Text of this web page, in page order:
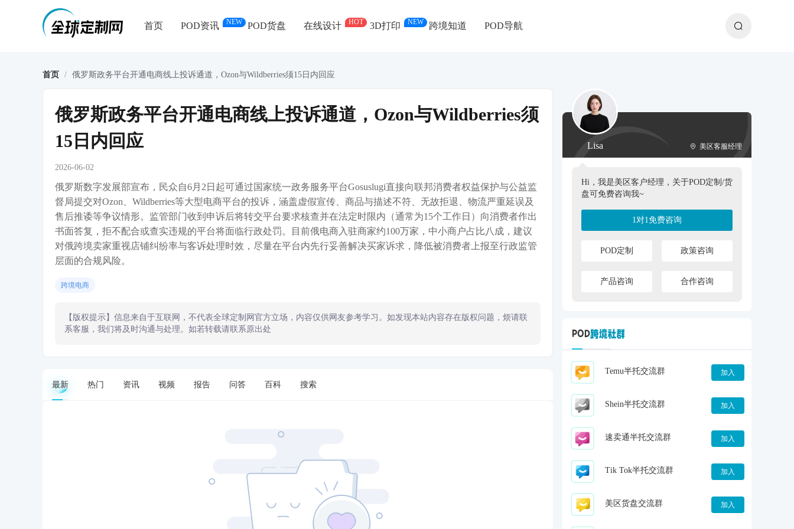
首页 POD资讯 NEW POD货盘 在线设计 HOT 3D打印 NEW 跨境知道 POD导航
首页 / 俄罗斯政务平台开通电商线上投诉通道，Ozon与Wildberries须15日内回应
俄罗斯政务平台开通电商线上投诉通道，Ozon与Wildberries须
15日内回应
2026-06-02
俄罗斯数字发展部宣布，民众自6月2日起可通过国家统一政务服务平台Gosuslugi直接向联邦消费者权益保护与公益监
督局提交对Ozon、Wildberries等大型电商平台的投诉，涵盖虚假宣传、商品与描述不符、无故拒退、物流严重延误及
售后推诿等争议情形。监管部门收到申诉后将转交平台要求核查并在法定时限内（通常为15个工作日）向消费者作出
书面答复，拒不配合或查实违规的平台将面临行政处罚。目前俄电商入驻商家约100万家，中小商户占比八成，建议
对俄跨境卖家重视店铺纠纷率与客诉处理时效，尽量在平台内先行妥善解决买家诉求，降低被消费者上报至行政监管
层面的合规风险。
跨境电商
【版权提示】信息来自于互联网，不代表全球定制网官方立场，内容仅供网友参考学习。如发现本站内容存在版权问题，烦请联
系客服，我们将及时沟通与处理。如若转载请联系原出处
最新 热门 资讯 视频 报告 问答 百科 搜索
Lisa 美区客服经理
Hi，我是美区客户经理，关于POD定制/货
盘可免费咨询我~
1对1免费咨询
POD定制 政策咨询
产品咨询 合作咨询
Temu半托交流群 加入
Shein半托交流群 加入
速卖通半托交流群 加入
Tik Tok半托交流群 加入
美区货盘交流群 加入